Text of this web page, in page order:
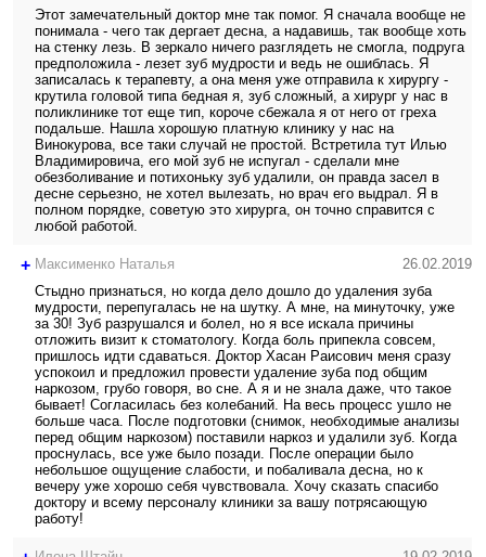
Этот замечательный доктор мне так помог. Я сначала вообще не
понимала - чего так дергает десна, а надавишь, так вообще хоть
на стенку лезь. В зеркало ничего разглядеть не смогла, подруга
предположила - лезет зуб мудрости и ведь не ошиблась. Я
записалась к терапевту, а она меня уже отправила к хирургу -
крутила головой типа бедная я, зуб сложный, а хирург у нас в
поликлинике тот еще тип, короче сбежала я от него от греха
подальше. Нашла хорошую платную клинику у нас на
Винокурова, все таки случай не простой. Встретила тут Илью
Владимировича, его мой зуб не испугал - сделали мне
обезболивание и потихоньку зуб удалили, он правда засел в
десне серьезно, не хотел вылезать, но врач его выдрал. Я в
полном порядке, советую это хирурга, он точно справится с
любой работой.
+ Максименко Наталья
26.02.2019
Стыдно признаться, но когда дело дошло до удаления зуба
мудрости, перепугалась не на шутку. А мне, на минуточку, уже
за 30! Зуб разрушался и болел, но я все искала причины
отложить визит к стоматологу. Когда боль припекла совсем,
пришлось идти сдаваться. Доктор Хасан Раисович меня сразу
успокоил и предложил провести удаление зуба под общим
наркозом, грубо говоря, во сне. А я и не знала даже, что такое
бывает! Согласилась без колебаний. На весь процесс ушло не
больше часа. После подготовки (снимок, необходимые анализы
перед общим наркозом) поставили наркоз и удалили зуб. Когда
проснулась, все уже было позади. После операции было
небольшое ощущение слабости, и побаливала десна, но к
вечеру уже хорошо себя чувствовала. Хочу сказать спасибо
доктору и всему персоналу клиники за вашу потрясающую
работу!